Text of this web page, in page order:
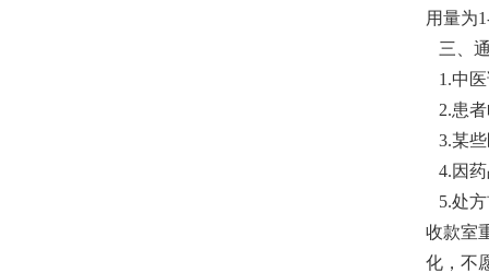
用量为
三、
1.中医
2.患者
3.某些
4.因药
5.处方
收款室
化，不